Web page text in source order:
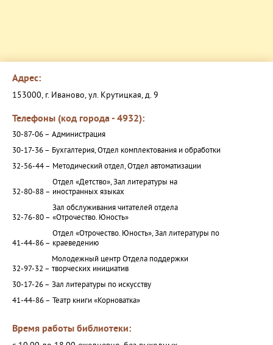
Адрес:
153000, г. Иваново, ул. Крутицкая, д. 9
Телефоны (код города - 4932):
30-87-06 – Администрация
30-17-36 – Бухгалтерия, Отдел комплектования и обработки
32-56-44 – Методический отдел, Отдел автоматизации
32-80-88 –
Отдел «Детство», Зал литературы на
иностранных языках
32-76-80 –
Зал обслуживания читателей отдела
«Отрочество. Юность»
41-44-86 –
Отдел «Отрочество. Юность», Зал литературы по
краеведению
32-97-32 –
Молодежный центр Отдела поддержки
творческих инициатив
30-17-26 – Зал литературы по искусству
41-44-86 – Театр книги «Корноватка»
Время работы библиотеки: